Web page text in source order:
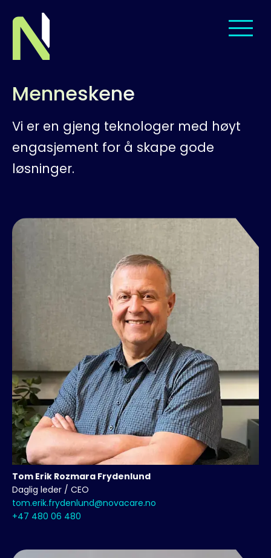
Tjenester
Blogg
Menneskene
Vi er en gjeng teknologer med høyt
engasjement for å skape gode
løsninger.
Tom Erik Rozmara Frydenlund
Daglig leder / CEO
tom.erik.frydenlund@novacare.no
+47 480 06 480